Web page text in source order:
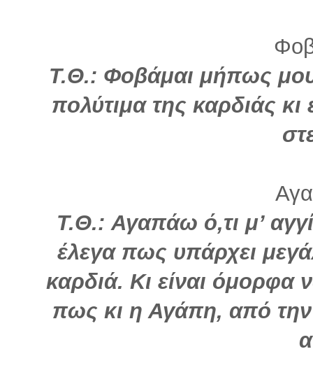
Τ.Θ.: Φοβάμαι μήπως
πολύτιμα της καρδιάς κι
Τ.Θ.: Αγαπάω ό,τι μ’
έλεγα πως υπάρχει
καρδιά. Κι είναι όμορφα
πως κι η Αγάπη, από την